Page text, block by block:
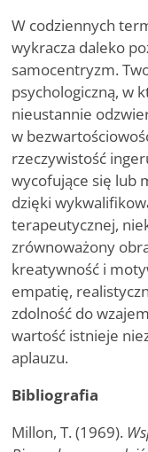
W codziennych
wykracza daleko
samocentryzm.
psychologiczną, w
nieustannie
w
rzeczywistość
wycofujące się lub
dzięki
terapeutycznej,
zrównoważony
kreatywność i
empatię,
zdolność do
wartość istnieje
aplauzu.
Bibliografia
Millon, T. (1969).